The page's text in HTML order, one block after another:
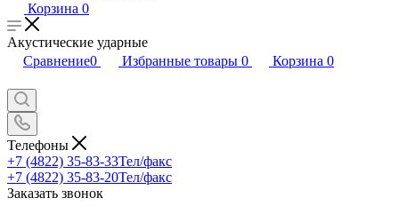
Корзина 0
Акустические ударные
Сравнение0 Избранные товары 0 Корзина 0
Телефоны
+7 (4822) 35-83-33Тел/факс
+7 (4822) 35-83-20Тел/факс
Заказать звонок